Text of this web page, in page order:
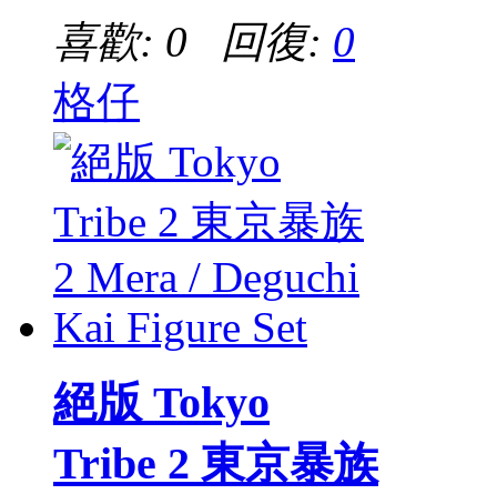
喜歡: 0 回復: 0
格仔
絕版 Tokyo
Tribe 2 東京暴族